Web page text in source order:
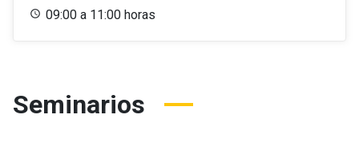
09:00 a 11:00 horas
Seminarios